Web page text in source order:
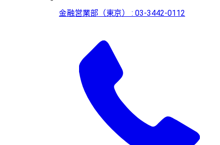
金融営業部（東京） : 03-3442-0112